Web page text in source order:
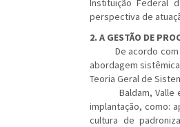
Instituição Federal
perspectiva de
2. A GESTÃO DE
De acordo com
abordagem
Teoria Geral de
Baldam, Valle e
implantação, como:
cultura de